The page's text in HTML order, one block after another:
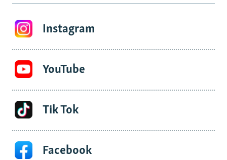
Instagram
YouTube
Tik Tok
Facebook